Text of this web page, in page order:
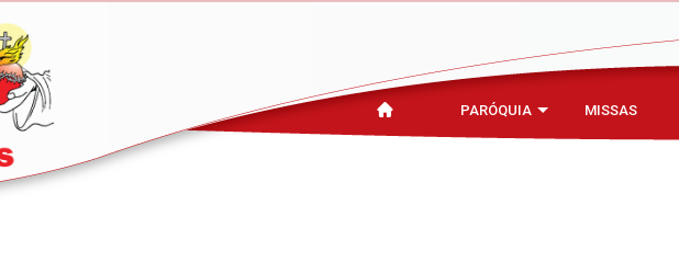
PARÓQUIA MISSAS